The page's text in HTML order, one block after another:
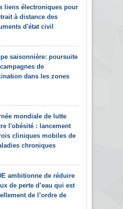
liens électroniques pour
à distance des
d'état civil
saisonnière: poursuite
de
dans les zones
mondiale de lutte
l'obésité : lancement
cliniques mobiles de
chroniques
ambitionne de réduire
de perte d’eau qui est
de l’ordre de